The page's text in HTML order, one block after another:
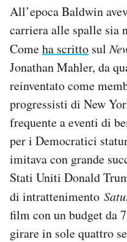
All’epoca Baldwin
carriera alle spalle sia
Comeha scritto sul
Jonathan Mahler, da
reinventato come
progressisti di New
frequente a eventi di
per i Democratici
imitava con grande
Stati Uniti Donald
di intrattenimento
film con un budget da
girare in sole quattro